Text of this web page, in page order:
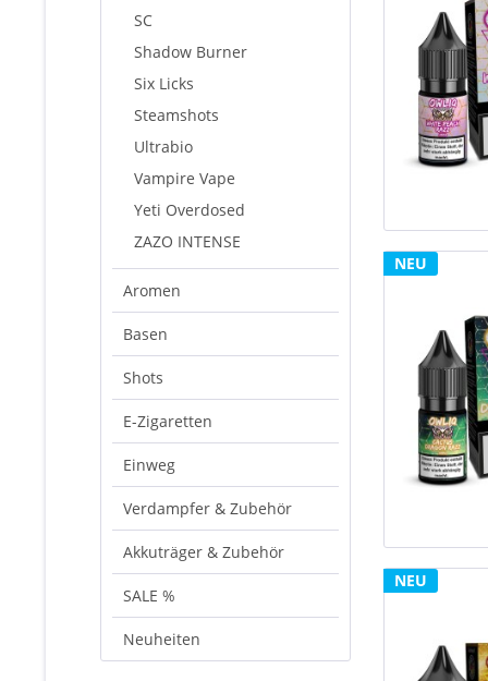
SC
Shadow Burner
Six Licks
Steamshots
Ultrabio
Vampire Vape
Yeti Overdosed
ZAZO INTENSE
Aromen
Basen
Shots
E-Zigaretten
Einweg
Verdampfer & Zubehör
Akkuträger & Zubehör
SALE %
Neuheiten
NEU
NEU